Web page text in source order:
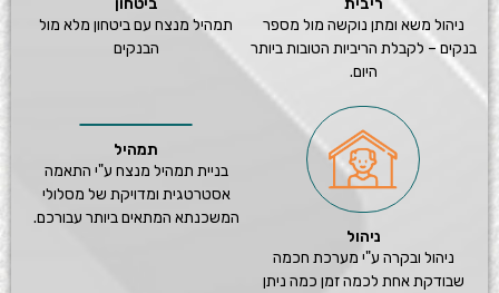
ריבית
ניהול משא ומתן נוקשה מול מספר
בנקים – לקבלת הריביות הטובות ביותר
היום.
ביטחון
תמהיל מנצח עם ביטחון מלא מול
הבנקים
ניהול
ניהול ובקרה ע"י מערכת חכמה
שבודקת אחת לכמה זמן כמה ניתן
תמהיל
בניית תמהיל מנצח ע"י התאמה
אסטרטגית ומדויקת של מסלולי
המשכנתא המתאים ביותר עבורכם.